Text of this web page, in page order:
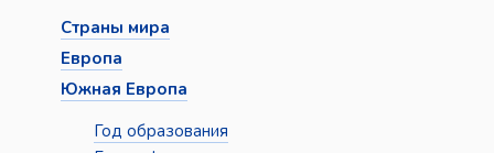
Страны мира
Европа
Южная Европа
Год образования